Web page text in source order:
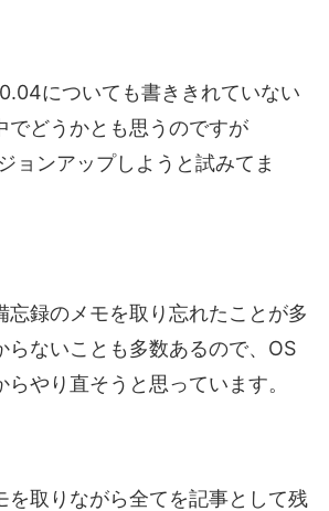
についても書ききれていない
でどうかとも思うのですが
ョンアップしようと試みてま
忘録のメモを取り忘れたことが多
らないことも多数あるので、OS
やり直そうと思っています。
を取りながら全てを記事として残